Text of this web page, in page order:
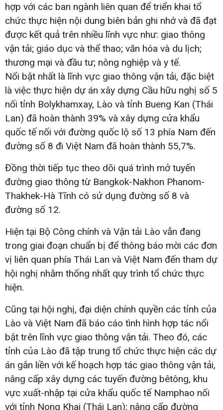
hợp với các ban ngành liên quan để triển khai tổ
chức thực hiện nội dung biên bản ghi nhớ và đã đạt
được kết quả trên nhiều lĩnh vực như: giao thông
vận tải; giáo dục và thể thao; văn hóa và du lịch;
thương mại và đầu tư; nông nghiệp và y tế.
Nổi bật nhất là lĩnh vực giao thông vận tải, đặc biệt
là việc thực hiện dự án xây dựng Cầu hữu nghị số 5
nối tỉnh Bolykhamxay, Lào và tỉnh Bueng Kan (Thái
Lan) đã hoàn thành 39% và xây dựng cửa khẩu
quốc tế nối với đường quốc lộ số 13 phía Nam đến
đường số 8 đi Việt Nam đã hoàn thành 55,7%.
Đồng thời tiếp tục theo dõi quá trình mở tuyến
đường giao thông từ Bangkok-Nakhon Phanom-
Thakhek-Hà Tĩnh có sử dụng đường số 8 và
đường số 12.
Hiện tại Bộ Công chính và Vận tải Lào vẫn đang
trong giai đoạn chuẩn bị để thông báo mời các đơn
vị liên quan phía Thái Lan và Việt Nam đến tham dự
hội nghị nhằm thống nhất quy trình tổ chức thực
hiện.
Cũng tại hội nghị, đại diện chính quyền các tỉnh của
Lào và Việt Nam đã báo cáo tình hình hợp tác nổi
bật trên lĩnh vực giao thông vận tải. Theo đó, các
tỉnh của Lào đã tập trung tổ chức thực hiện các dự
án gắn liền với kế hoạch hợp tác giao thông vận tải,
nâng cấp xây dựng các tuyến đường bêtông, khu
vực xuất-nhập tại cửa khẩu quốc tế Namphao nối
với tỉnh Nong Khai (Thái Lan); nâng cấp đường